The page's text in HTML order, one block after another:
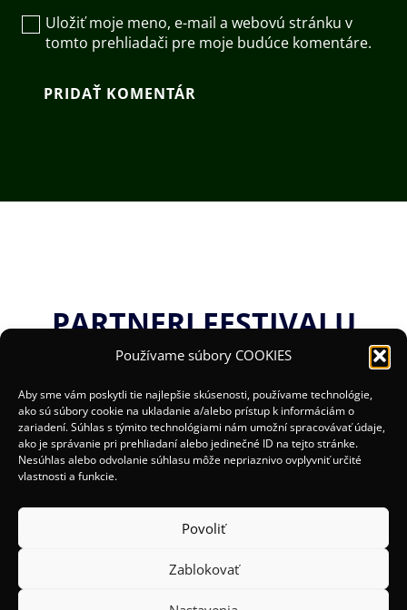
Používame súbory COOKIES
Aby sme vám poskytli tie najlepšie skúsenosti, používame technológie,
ako sú súbory cookie na ukladanie a/alebo prístup k informáciám o
zariadení. Súhlas s týmito technológiami nám umožní spracovávať údaje,
ako je správanie pri prehliadaní alebo jedinečné ID na tejto stránke.
Nesúhlas alebo odvolanie súhlasu môže nepriaznivo ovplyvniť určité
vlastnosti a funkcie.
Povoliť
Zablokovať
Uložiť moje meno, e-mail a webovú stránku v
tomto prehliadači pre moje budúce komentáre.
PRIDAŤ KOMENTÁR
PARTNERI FESTIVALU
(c) 2025 Organizátori: Mesto Žilina a OOCR Malá